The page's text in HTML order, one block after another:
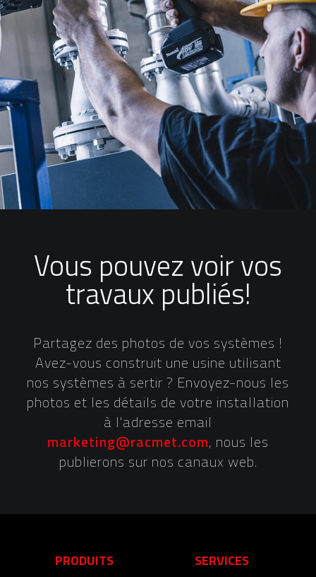
Vous pouvez voir vos
travaux publiés!
Partagez des photos de vos systèmes !
Avez-vous construit une usine utilisant
nos systèmes à sertir ? Envoyez-nous les
photos et les détails de votre installation
à l'adresse email
marketing@racmet.com, nous les
publierons sur nos canaux web.
PRODUITS
SERVICES